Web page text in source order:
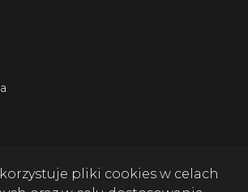
pliki cookies w celach